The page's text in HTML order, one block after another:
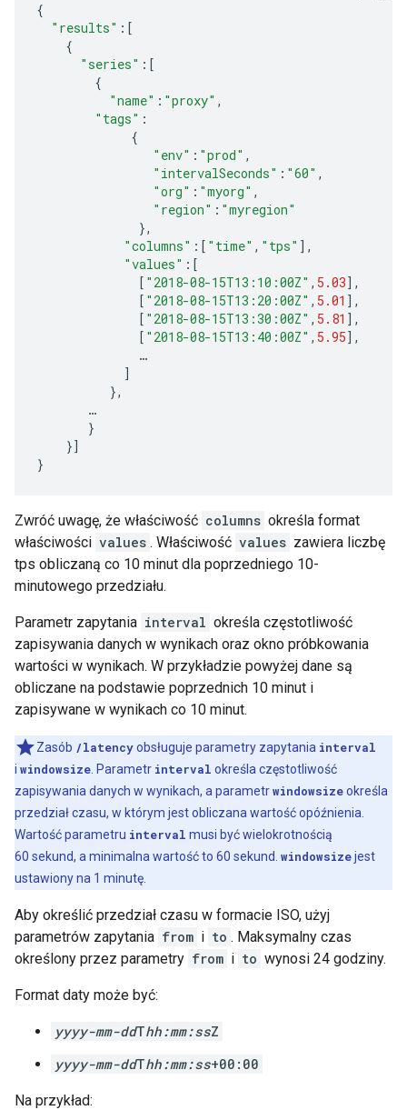
{
"results" : [
{
"series" : [
{
"name" : "proxy" ,
"tags" :
{
"env" : "prod" ,
"intervalSeconds" : "60" ,
"org" : "myorg" ,
"region" : "myregion"
},
"columns" : [ "time" , "tps" ],
"values" : [
[ "2018-08-15T13:10:00Z" , 5.03],
[ "2018-08-15T13:20:00Z" , 5.01 ],
[ "2018-08-15T13:30:00Z" , 5.81 ],
[ "2018-08-15T13:40:00Z" , 5.95],
…
]
},
…
}
}]
}
Zwróć uwagę, że właściwość columns określa format
właściwości values . Właściwość values zawiera liczbę
tps obliczaną co 10 minut dla poprzedniego 10-
minutowego przedziału.
Parametr zapytania interval określa częstotliwość
zapisywania danych w wynikach oraz okno próbkowania
wartości w wynikach. W przykładzie powyżej dane są
obliczane na podstawie poprzednich 10 minut i
zapisywane w wynikach co 10 minut.
Zasób /latencyobsługuje parametry zapytania interval
i windowsize . Parametr interval określa częstotliwość
zapisywania danych w wynikach, a parametrwindowsizeokreśla
przedział czasu, w którym jest obliczana wartość opóźnienia.
Wartość parametru interval musi być wielokrotnością
60 sekund, a minimalna wartość to 60 sekund. windowsizejest
ustawiony na 1 minutę.
Aby określić przedział czasu w formacie ISO, użyj
parametrów zapytania from i to . Maksymalny czas
określony przez parametry from i to wynosi 24 godziny.
Format daty może być:
yyyy-mm-ddThh:mm:ssZ
yyyy-mm-ddThh:mm:ss+00:00
Na przykład: